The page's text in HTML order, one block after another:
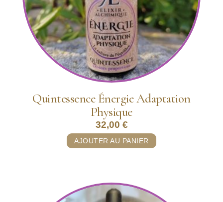
Quintessence Énergie Adaptation
Physique
32,00 €
AJOUTER AU PANIER